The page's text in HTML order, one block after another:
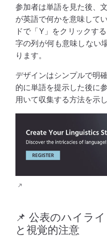
参加者は単語を見た後、
が英語で何かを意味して
ドで「Y」をクリックす
字の列が何も意味しない
ります。
デザインはシンプルで明
的に単語を提示した後に
用いて収集する方法を示
📌 公表のハイラ
と視覚的注意